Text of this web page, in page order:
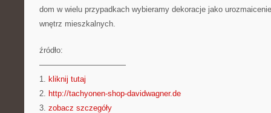
dom w wielu przypadkach wybieramy dekoracje jako
wnętrz mieszkalnych.
źródło:
———————————
1. kliknij tutaj
2. http://tachyonen-shop-davidwagner.de
3. zobacz szczegóły